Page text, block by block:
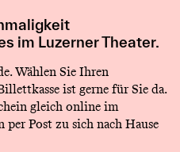
im Luzerner Theater.
Wählen Sie Ihren
ist gerne für Sie da.
gleich online im
per Post zu sich nach Hause